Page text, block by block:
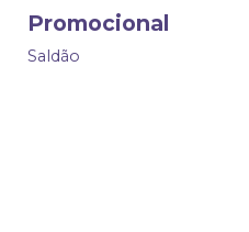
Promocional
Saldão